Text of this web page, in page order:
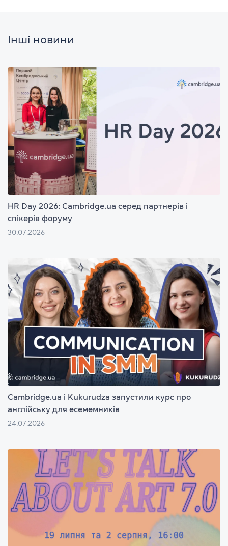
Інші новини
HR Day 2026: Cambridge.ua серед партнерів і
спікерів форуму
30.07.2026
Cambridge.ua і Kukurudza запустили курс про
англійську для есемемників
24.07.2026